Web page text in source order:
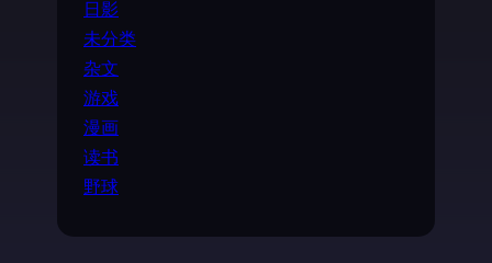
日影
未分类
杂文
游戏
漫画
读书
野球